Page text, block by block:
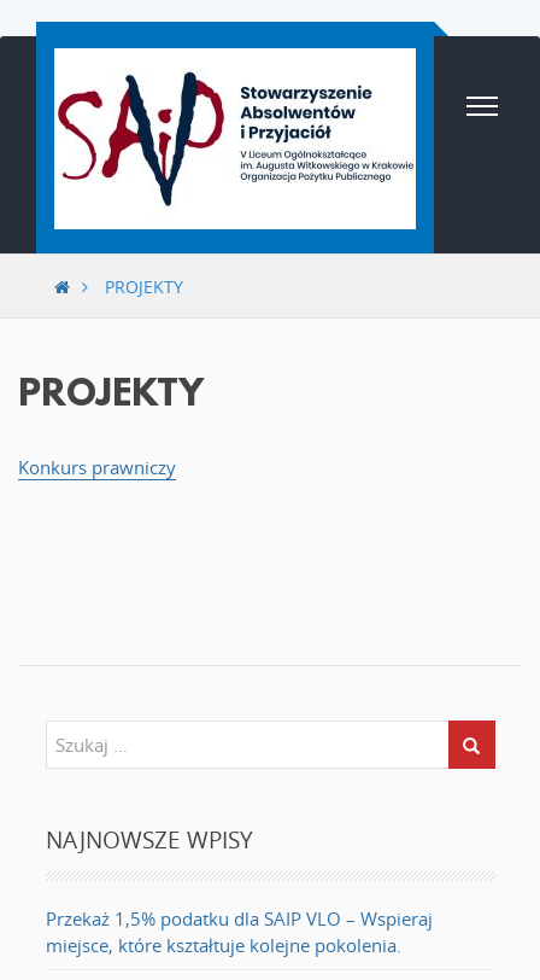
Przejdź
PROJEKTY
PROJEKTY
Konkurs prawniczy
NAJNOWSZE WPISY
Przekaż 1,5% podatku dla SAIP VLO – Wspieraj
miejsce, które kształtuje kolejne pokolenia.